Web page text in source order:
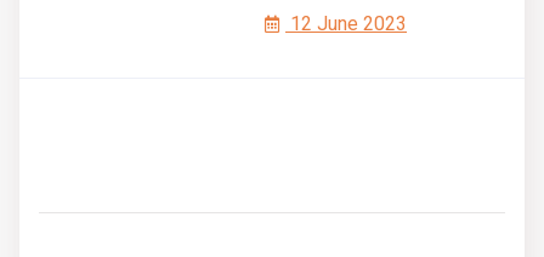
12 June 2023